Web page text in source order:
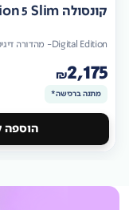
קונסולה Sony PlayStation 5 Slim
Digital Edition- מהדורה דיגיטאלית
₪2,175
מתנה ברכישה*
הוספה